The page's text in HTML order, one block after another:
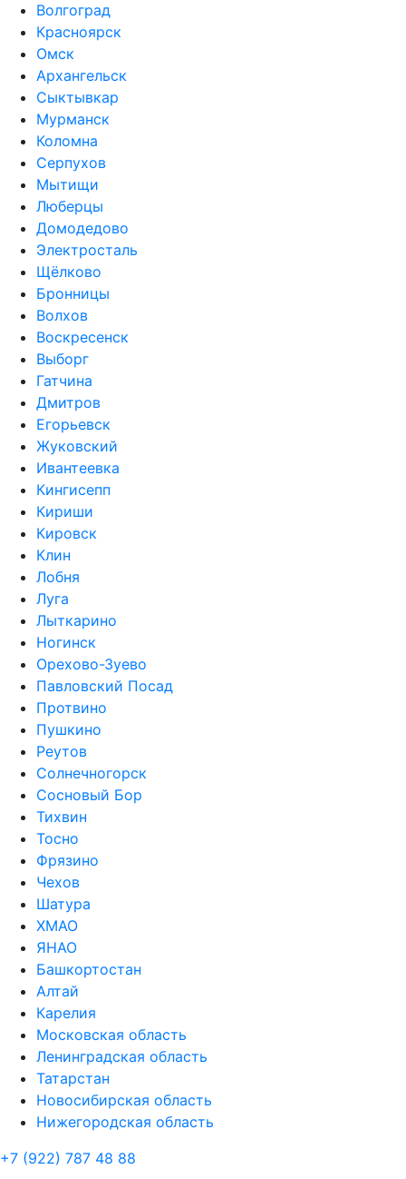
Волгоград
Красноярск
Омск
Архангельск
Сыктывкар
Мурманск
Коломна
Серпухов
Мытищи
Люберцы
Домодедово
Электросталь
Щёлково
Бронницы
Волхов
Воскресенск
Выборг
Гатчина
Дмитров
Егорьевск
Жуковский
Ивантеевка
Кингисепп
Кириши
Кировск
Клин
Лобня
Луга
Лыткарино
Ногинск
Орехово-Зуево
Павловский Посад
Протвино
Пушкино
Реутов
Солнечногорск
Сосновый Бор
Тихвин
Тосно
Фрязино
Чехов
Шатура
ХМАО
ЯНАО
Башкортостан
Алтай
Карелия
Московская область
Ленинградская область
Татарстан
Новосибирская область
Нижегородская область
+7 (922) 787 48 88